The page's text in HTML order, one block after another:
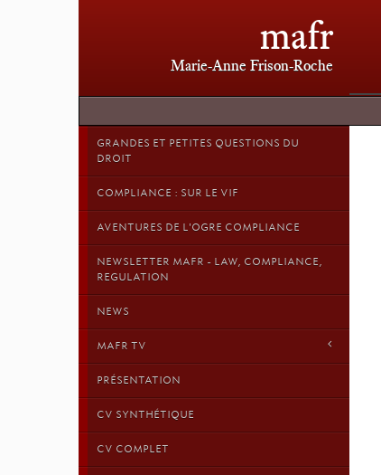
mafr
Marie-Anne Frison-Roche
GRANDES ET PETITES QUESTIONS DU
DROIT
COMPLIANCE : SUR LE VIF
AVENTURES DE L'OGRE COMPLIANCE
NEWSLETTER MAFR - LAW, COMPLIANCE,
REGULATION
NEWS
MAFR TV
PRÉSENTATION
CV SYNTHÉTIQUE
CV COMPLET